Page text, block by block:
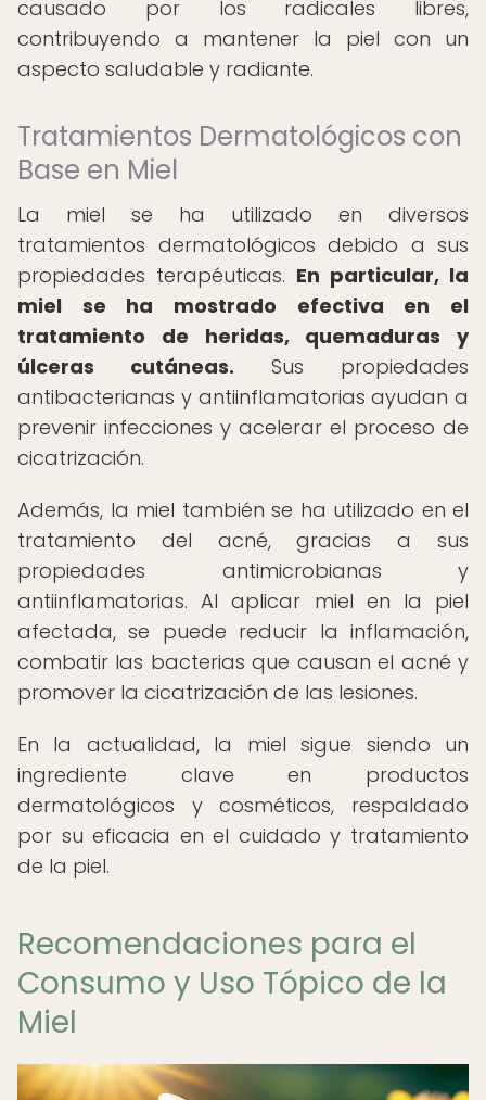
causado por los radicales libres,
contribuyendo a mantener la piel con un
aspecto saludable y radiante.
Tratamientos Dermatológicos con
Base en Miel
La miel se ha utilizado en diversos
tratamientos dermatológicos debido a sus
propiedades terapéuticas. En particular, la
miel se ha mostrado efectiva en el
tratamiento de heridas, quemaduras y
úlceras cutáneas. Sus propiedades
antibacterianas y antiinflamatorias ayudan a
prevenir infecciones y acelerar el proceso de
cicatrización.
Además, la miel también se ha utilizado en el
tratamiento del acné, gracias a sus
propiedades antimicrobianas y
antiinflamatorias. Al aplicar miel en la piel
afectada, se puede reducir la inflamación,
combatir las bacterias que causan el acné y
promover la cicatrización de las lesiones.
En la actualidad, la miel sigue siendo un
ingrediente clave en productos
dermatológicos y cosméticos, respaldado
por su eficacia en el cuidado y tratamiento
de la piel.
Recomendaciones para el
Consumo y Uso Tópico de la
Miel